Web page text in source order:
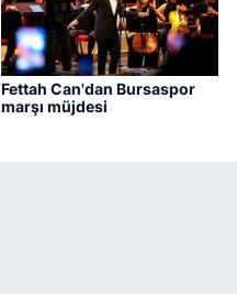
Fettah Can'dan Bursaspor
marşı müjdesi